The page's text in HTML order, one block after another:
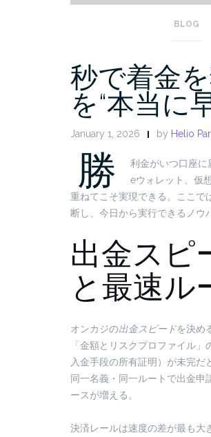
BLOG
秒で着金
を“本当に
January 1, 2026 by Helio
勝
利金がいつ口座に
eウォレット、仮
重ねてこそ実現できる。ここで
断し、今日から実行できるノウ
出金スピ
と最速ル
オンカジの出金スピードを決め
「金額とリスクプロファイル
入金手段の所有証明）が未完だ
同一名義・同一ルートで出金
ースが増える。
決済レールは速度の差が最も大